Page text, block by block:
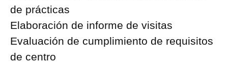
de prácticas
Elaboración de informe de visitas
Evaluación de cumplimiento de requisitos
de centro